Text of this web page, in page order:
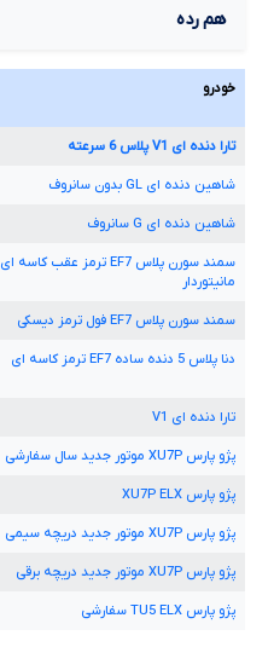
هم رده
خودرو
تارا دنده ای V1پلاس6 سرعته
شاهین دنده ای GL بدون سانروف
شاهین دنده ای G سانروف
سمند سورن پلاس EF7 ترمز عقب کاسه ای
مانیتوردار
سمند سورن پلاس EF7 فول ترمز دیسکی
دنا پلاس 5 دنده ساده EF7 ترمز کاسه ای
تارا دنده ای V1
پژو پارس XU7P موتور جدید سال سفارشی
پژو پارس ELX
XU7P
پژو پارس XU7P موتور جدید دریچه سیمی
پژو پارس XU7P موتور جدید دریچه برقی
پژو پارس ELX
TU5 سفارشی